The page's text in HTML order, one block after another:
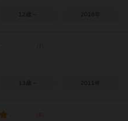
12歳～ 2016年
13歳～ 2011年